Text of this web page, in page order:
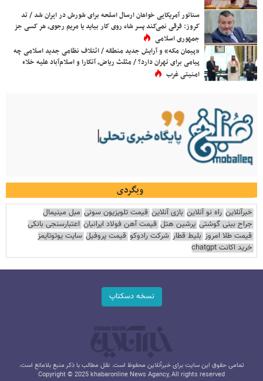
سناتور آمریکایی خواهان ارسال اسلحه برای شورش در ایران شد / تد
کروز: فرقی نمی‌کند پسر شاه روی کار بیاید یا مریم رجوی، هر کسی جز
جمهوری اسلامی
«پیمان مکه» و آرایش جدید منطقه / ائتلاف نظامی جدید اسلامی چه
پیامی برای تهران دارد؟ / مثلث ریاض، آنکارا و اسلام‌آباد علیه خلاء
امنیتی غرب
وبگردی
خبرآنلاین راه نو آنلاین بازی آنلاین قیمت تلویزیون سونی مبل مینیمال
جراح بینی گوشتی پرشین هتل قیمت آهن فولاد ایرانیان اعتبارسنجی بانکی
قیمت طلا امروز بلیط قطار شرکت رادوکو قیمت پروفیل سایت یوتوتایمز
خرید اکانت chatgpt
نسخه دسکتاپ
تمامی حقوق این سایت برای خبرآنلاین محفوظ است. نقل مطالب با ذکر منبع بلامانع است.
Copyright © 2025 khabaronline News Agancy, All rights reserved